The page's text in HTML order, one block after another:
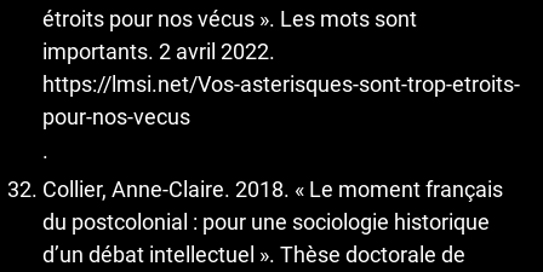
étroits pour nos vécus ». Les mots sont
importants. 2 avril 2022.
https://lmsi.net/Vos-asterisques-sont-trop-etroits-
pour-nos-vecus
.
Collier, Anne-Claire. 2018. « Le moment français
du postcolonial : pour une sociologie historique
d’un débat intellectuel ». Thèse doctorale de